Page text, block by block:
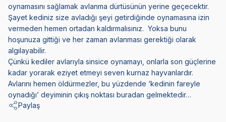
oynamasını sağlamak avlanma dürtüsünün yerine geçecektir.
Şayet kediniz size avladığı şeyi getirdiğinde oynamasına izin
vermeden hemen ortadan kaldırmalısınız. Yoksa bunu
hoşunuza gittiği ve her zaman avlanması gerektiği olarak
algılayabilir.
Çünkü kediler avlarıyla sinsice oynamayı, onlarla son güçlerine
kadar yorarak eziyet etmeyi seven kurnaz hayvanlardır.
Avlarını hemen öldürmezler, bu yüzdende ‘kedinin fareyle
oynadığı’ deyiminin çıkış noktası buradan gelmektedir…
Paylaş